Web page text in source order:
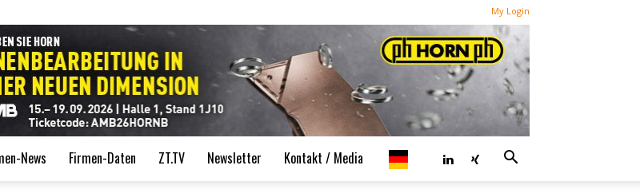
My Login
News Firmen-Daten ZT.TV Newsletter Kontakt / Media